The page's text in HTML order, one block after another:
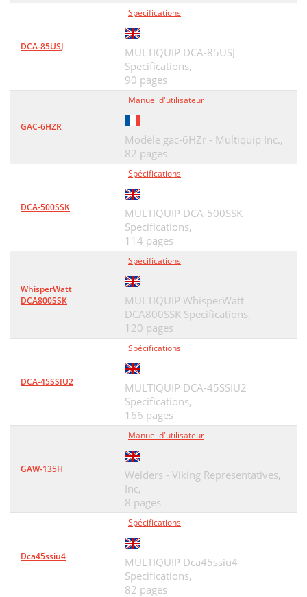
DCA-85USJ
Spécifications
MULTIQUIP DCA-85USJ
Specifications,
90 pages
GAC-6HZR
Manuel d'utilisateur
Modèle gac-6HZr - Multiquip Inc.,
82 pages
DCA-500SSK
Spécifications
MULTIQUIP DCA-500SSK
Specifications,
114 pages
WhisperWatt
DCA800SSK
Spécifications
MULTIQUIP WhisperWatt
DCA800SSK Specifications,
120 pages
DCA-45SSIU2
Spécifications
MULTIQUIP DCA-45SSIU2
Specifications,
166 pages
GAW-135H
Manuel d'utilisateur
Welders - Viking Representatives,
Inc,
8 pages
Dca45ssiu4
Spécifications
MULTIQUIP Dca45ssiu4
Specifications,
82 pages